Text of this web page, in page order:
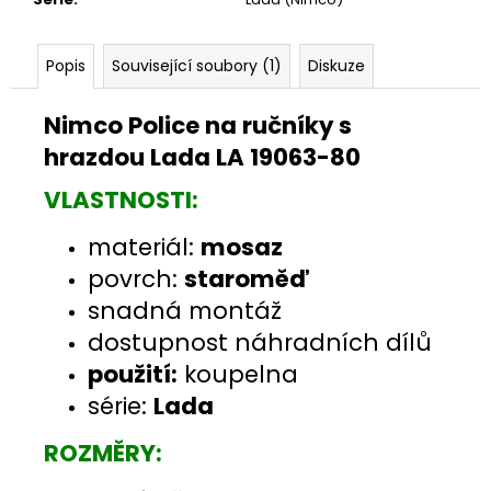
Popis Související soubory (1) Diskuze
Nimco Police na ručníky s
hrazdou Lada LA 19063-80
VLASTNOSTI:
materiál: mosaz
povrch: staroměď
snadná montáž
dostupnost náhradních dílů
použití: koupelna
série: Lada
ROZMĚRY: